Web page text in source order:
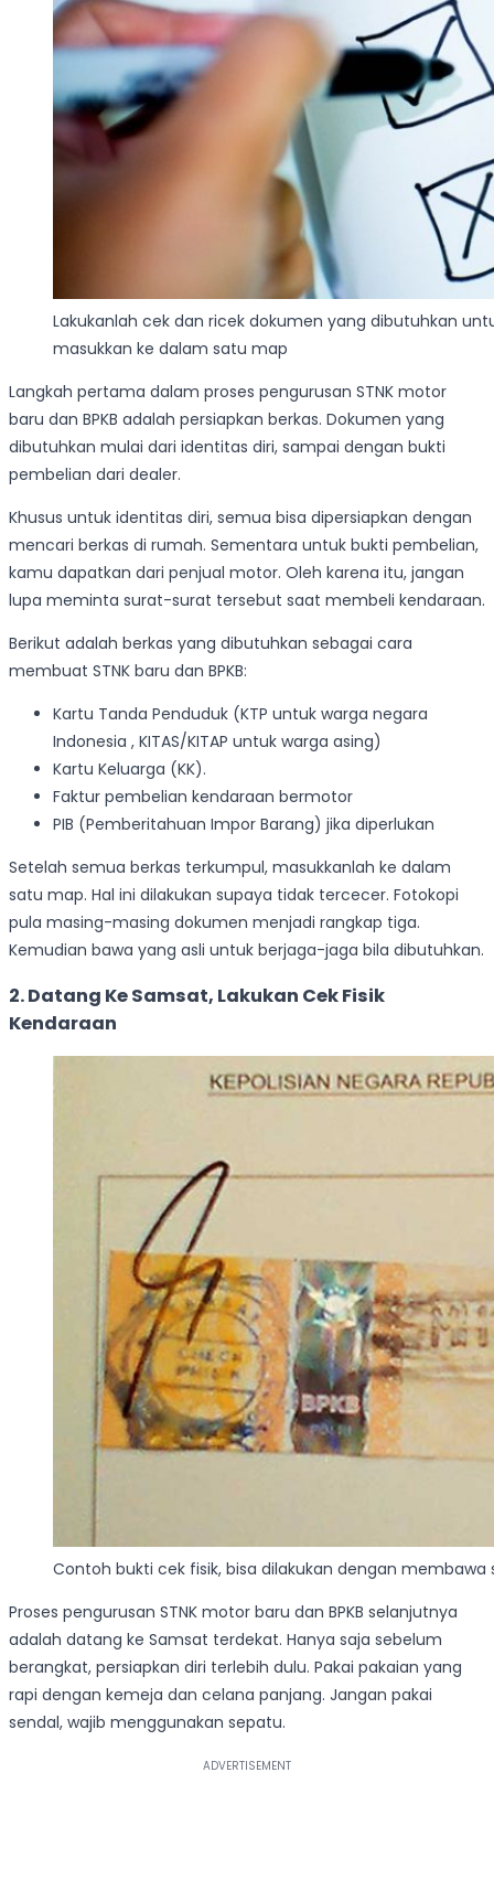
Lakukanlah cek dan ricek dokumen yang dibutuhkan
masukkan ke dalam satu map
Langkah pertama dalam proses pengurusan STNK motor
baru dan BPKB adalah persiapkan berkas. Dokumen yang
dibutuhkan mulai dari identitas diri, sampai dengan bukti
pembelian dari dealer.
Khusus untuk identitas diri, semua bisa dipersiapkan dengan
mencari berkas di rumah. Sementara untuk bukti pembelian,
kamu dapatkan dari penjual motor. Oleh karena itu, jangan
lupa meminta surat-surat tersebut saat membeli kendaraan.
Berikut adalah berkas yang dibutuhkan sebagai cara
membuat STNK baru dan BPKB:
Kartu Tanda Penduduk (KTP untuk warga negara
Indonesia , KITAS/KITAP untuk warga asing)
Kartu Keluarga (KK).
Faktur pembelian kendaraan bermotor
PIB (Pemberitahuan Impor Barang) jika diperlukan
Setelah semua berkas terkumpul, masukkanlah ke dalam
satu map. Hal ini dilakukan supaya tidak tercecer. Fotokopi
pula masing-masing dokumen menjadi rangkap tiga.
Kemudian bawa yang asli untuk berjaga-jaga bila dibutuhkan.
2. Datang Ke Samsat, Lakukan Cek Fisik
Kendaraan
Contoh bukti cek fisik, bisa dilakukan dengan
Proses pengurusan STNK motor baru dan BPKB selanjutnya
adalah datang ke Samsat terdekat. Hanya saja sebelum
berangkat, persiapkan diri terlebih dulu. Pakai pakaian yang
rapi dengan kemeja dan celana panjang. Jangan pakai
sendal, wajib menggunakan sepatu.